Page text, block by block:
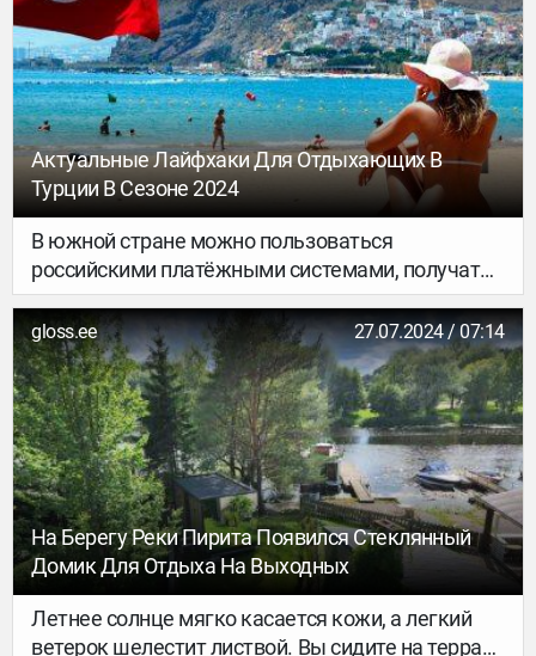
моря и почему вам стоит присмотреться к нему
вместо Нячанга — другого популярного
направления у российских туристов.
Актуальные Лайфхаки Для Отдыхающих В
Турции В Сезоне 2024
В южной стране можно пользоваться
российскими платёжными системами, получать
скидки до 50% и ездить внутри городов почти
бесплатно. Главное – иметь понимание как это
делать…
gloss.ee 27.07.2024 / 07:14
На Берегу Реки Пирита Появился Стеклянный
Домик Для Отдыха На Выходных
Летнее солнце мягко касается кожи, а легкий
ветерок шелестит листвой. Вы сидите на террасе